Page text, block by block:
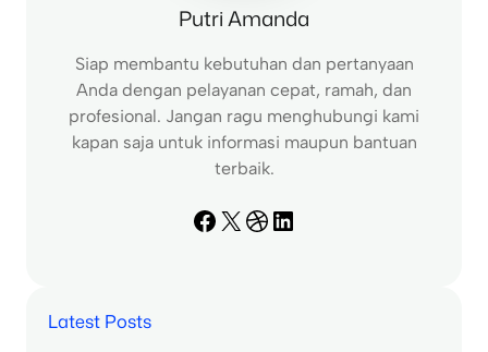
Putri Amanda
Siap membantu kebutuhan dan pertanyaan
Anda dengan pelayanan cepat, ramah, dan
profesional. Jangan ragu menghubungi kami
kapan saja untuk informasi maupun bantuan
terbaik.
Facebook X Dribbble LinkedIn
Latest Posts